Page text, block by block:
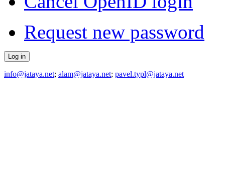
Request new password
info@jataya.net; alam@jataya.net; pavel.typl@jataya.net